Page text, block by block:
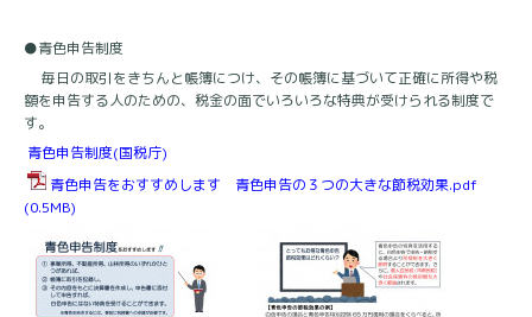
●青色申告制度
毎日の取引をきちんと帳簿につけ、その帳簿に基づいて正確に所得や税
額を申告する人のための、税金の面でいろいろな特典が受けられる制度で
す。
青色申告制度(国税庁)
青色申告をおすすめします 青色申告の３つの大きな節税効果.pdf
(0.5MB)